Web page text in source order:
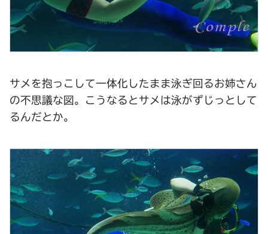
サメを抱っこして一体化したまま泳ぎ回るお姉さん
の不思議な図。こうなるとサメは泳がずじっとして
るんだとか。